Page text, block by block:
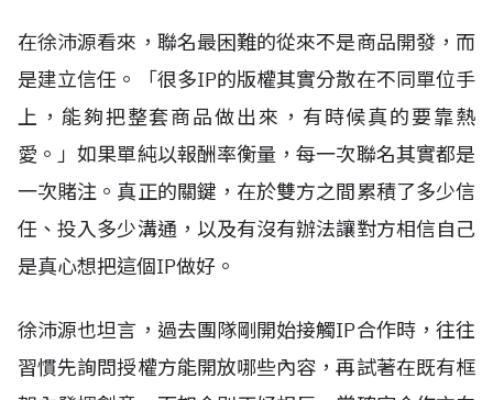
在徐沛源看來，聯名最困難的從來不是商品開發，而
是建立信任。「很多IP的版權其實分散在不同單位手
上，能夠把整套商品做出來，有時候真的要靠熱
愛。」如果單純以報酬率衡量，每一次聯名其實都是
一次賭注。真正的關鍵，在於雙方之間累積了多少信
任、投入多少溝通，以及有沒有辦法讓對方相信自己
是真心想把這個IP做好。
徐沛源也坦言，過去團隊剛開始接觸IP合作時，往往
習慣先詢問授權方能開放哪些內容，再試著在既有框